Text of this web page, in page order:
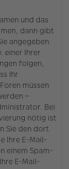
b
en
und das
dann gibt
angegeben
einer Ihrer
folgen,
Ihr
müssen
–
Bei
nötig ist
Sie den dort
Ihre E-Mail-
einem Spam-
E-Mail-